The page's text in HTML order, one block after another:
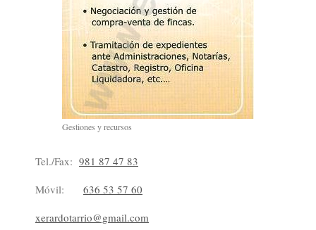
Gestiones y recursos
Tel./Fax: 981 87 47 83
Móvil: 636 53 57 60
xerardotarrio@gmail.com